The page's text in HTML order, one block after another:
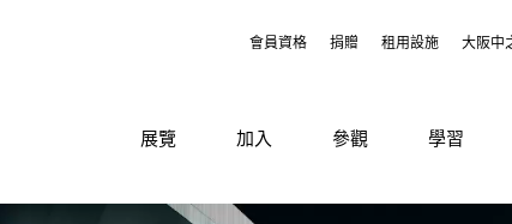
會員資格 捐贈 租用設施 大阪中
展覽 加入 參觀 學習